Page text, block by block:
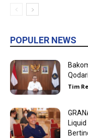
POPULER NEWS
Tim